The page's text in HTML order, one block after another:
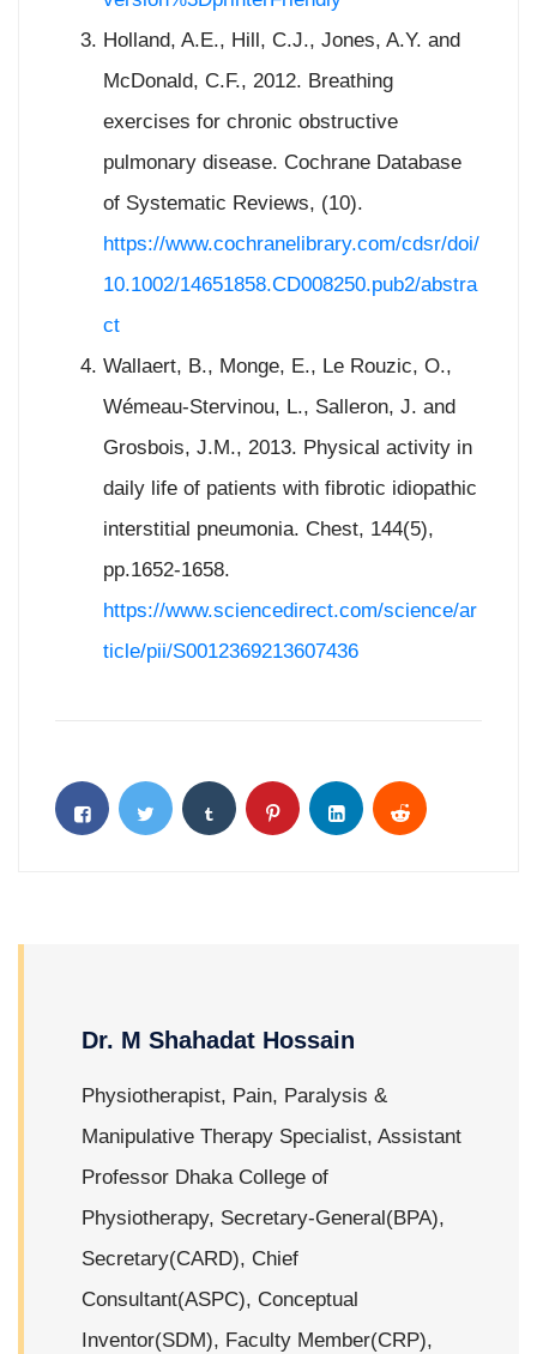
Holland, A.E., Hill, C.J., Jones, A.Y. and
McDonald, C.F., 2012. Breathing
exercises for chronic obstructive
pulmonary disease. Cochrane Database
of Systematic Reviews, (10).
https://www.cochranelibrary.com/cdsr/doi/
10.1002/14651858.CD008250.pub2/abstra
ct
Wallaert, B., Monge, E., Le Rouzic, O.,
Wémeau-Stervinou, L., Salleron, J. and
Grosbois, J.M., 2013. Physical activity in
daily life of patients with fibrotic idiopathic
interstitial pneumonia. Chest, 144(5),
pp.1652-1658.
https://www.sciencedirect.com/science/ar
ticle/pii/S0012369213607436
Dr. M Shahadat Hossain
Physiotherapist, Pain, Paralysis &
Manipulative Therapy Specialist, Assistant
Professor Dhaka College of
Physiotherapy, Secretary-General(BPA),
Secretary(CARD), Chief
Consultant(ASPC), Conceptual
Inventor(SDM), Faculty Member(CRP),